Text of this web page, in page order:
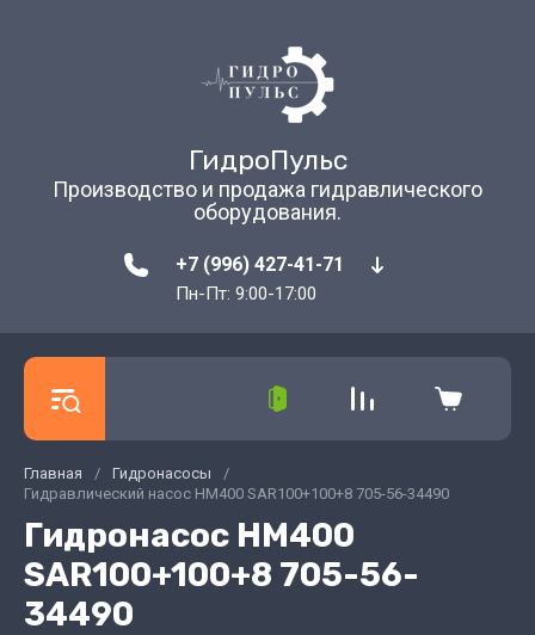
ГидроПульс
Производство и продажа гидравлического
оборудования.
+7 (996) 427-41-71
Пн-Пт: 9:00-17:00
Главная / Гидронасосы
/
Гидравлический насос HM400 SAR100+100+8 705-56-34490
Гидронасос HM400
SAR100+100+8 705-56-
34490